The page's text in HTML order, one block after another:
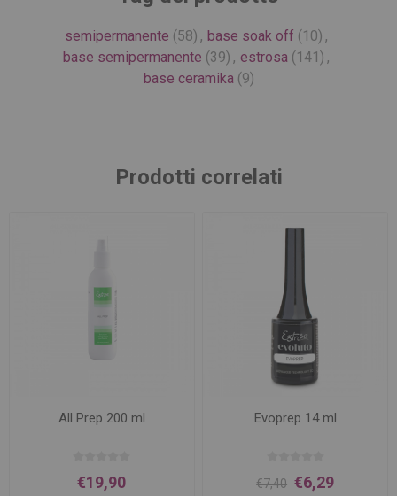
semipermanente (58) , base soak off (10) ,
base semipermanente (39) , estrosa (141) ,
base ceramika (9)
Prodotti correlati
All Prep 200 ml
€19,90
Evoprep 14 ml
€7,40 €6,29